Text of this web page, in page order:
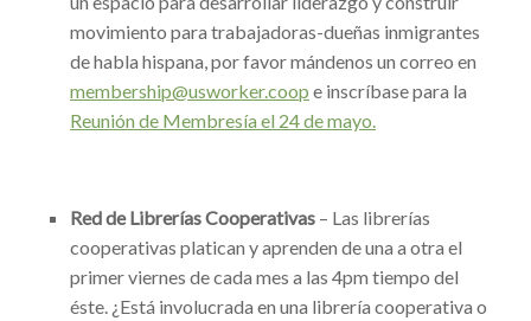
movimiento para trabajadoras-dueñas inmigrantes
de habla hispana, por favor mándenos un correo en
membership@usworker.coop e inscríbase para la
Reunión de Membresía el 24 de mayo.
Red de Librerías Cooperativas – Las librerías
cooperativas platican y aprenden de una a otra el
primer viernes de cada mes a las 4pm tiempo del
éste. ¿Está involucrada en una librería cooperativa o